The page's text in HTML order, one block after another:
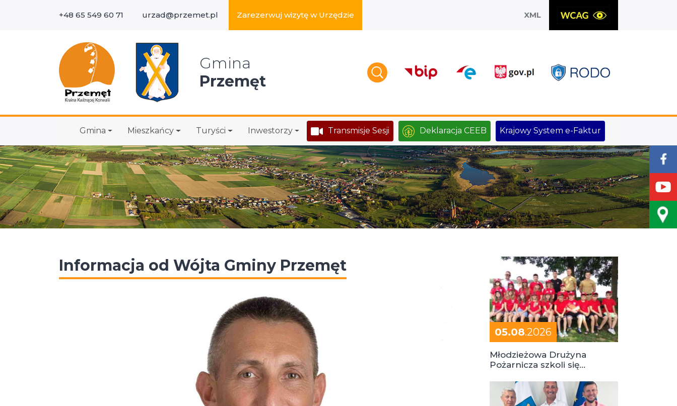
+48 65 549 60 71 urzad@przemet.pl Zarezerwuj wizytę w Urzędzie XML
Gmina
Przemęt
Gmina Mieszkańcy Turyści Inwestorzy Transmisje Sesji Deklaracja CEEB Krajowy System e-Faktur
Informacja od Wójta Gminy Przemęt
05.08.2026
Młodzieżowa Drużyna
Pożarnicza szkoli się
Wyszukaj w serwisie